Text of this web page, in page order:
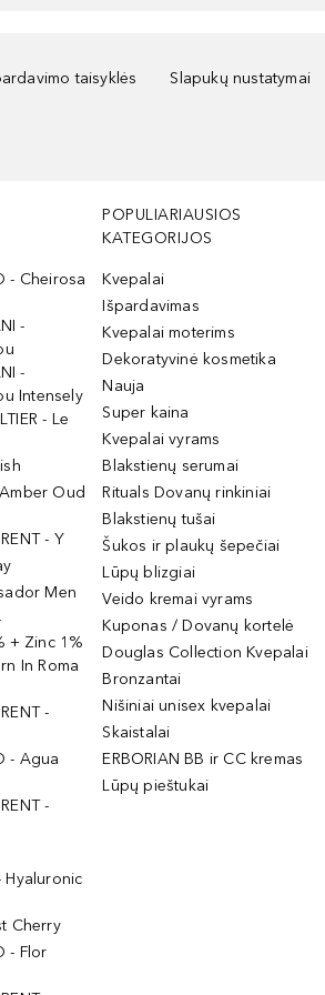
taisyklės Slapukų nustatymai
- Cheirosa
-
-
Intensely
- Le
Oud
- Y
Men
+ Zinc 1%
In Roma
-
- Agua
-
Hyaluronic
Cherry
- Flor
POPULIARIAUSIOS
KATEGORIJOS
Kvepalai
Išpardavimas
Kvepalai moterims
Dekoratyvinė kosmetika
Nauja
Super kaina
Kvepalai vyrams
Blakstienų serumai
Rituals Dovanų rinkiniai
Blakstienų tušai
Šukos ir plaukų šepečiai
Lūpų blizgiai
Veido kremai vyrams
Kuponas / Dovanų kortelė
Douglas Collection Kvepalai
Bronzantai
Nišiniai unisex kvepalai
Skaistalai
ERBORIAN BB ir CC kremas
Lūpų pieštukai